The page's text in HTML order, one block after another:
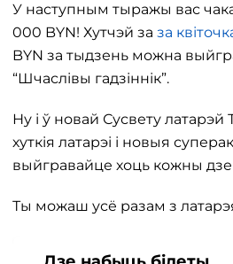
У наступным тыражы вас
000 BYN! Хутчэй за за
BYN за тыдзень можна
“Шчаслівы гадзіннік”.
Ну і ў новай Сусвету
хуткія латарэі і новыя
выйгравайце хоць кожны
Ты можаш усё разам з